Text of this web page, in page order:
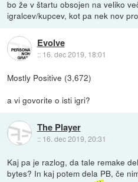
bo že v štartu obsojen na veliko
igralcev/kupcev, kot pa nek nov
Evolve
:: 16. dec 2019, 18:01
Mostly Positive (3,672)
a vi govorite o isti igri?
The Player
:: 16. dec 2019, 20:31
Kaj pa je razlog, da tale remake
bytes? In kaj potem dela PB, če